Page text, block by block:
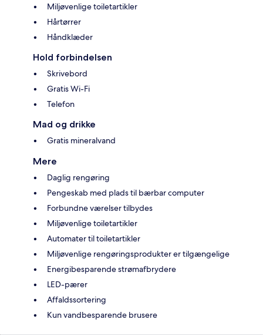
Miljøvenlige toiletartikler
Hårtørrer
Håndklæder
Hold forbindelsen
Skrivebord
Gratis Wi-Fi
Telefon
Mad og drikke
Gratis mineralvand
Mere
Daglig rengøring
Pengeskab med plads til bærbar computer
Forbundne værelser tilbydes
Miljøvenlige toiletartikler
Automater til toiletartikler
Miljøvenlige rengøringsprodukter er tilgængelige
Energibesparende strømafbrydere
LED-pærer
Affaldssortering
Kun vandbesparende brusere